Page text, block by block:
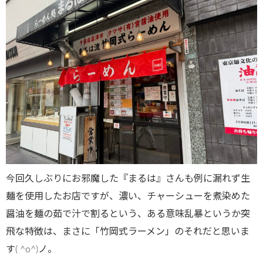
今回久しぶりにお邪魔した『まるは』さんも例に漏れず生
麺を使用したお店ですが、濃い、チャーシューを煮染めた
醤油を麺の茹で汁で割るという、ある意味乱暴というか突
飛な特徴は、まさに「竹岡式ラーメン」のそれだと思いま
す( ^o^)ノ。